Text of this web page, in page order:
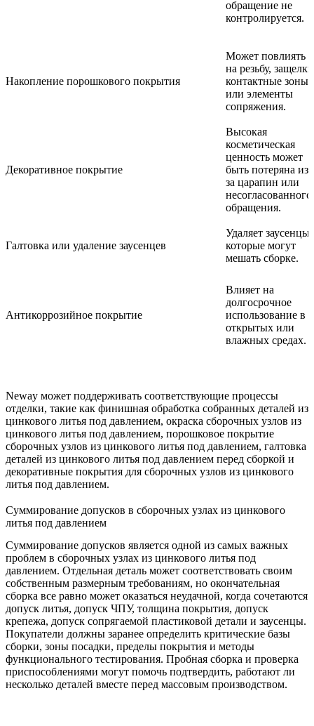
обращение не
контролируется.
Накопление порошкового покрытия
Может повлиять
на резьбу,
контактные зоны
или элементы
сопряжения.
Декоративное покрытие
Высокая
косметическая
ценность может
быть потеряна из-
за царапин или
несогласованного
обращения.
Галтовка или удаление заусенцев
Удаляет заусенцы,
которые могут
мешать сборке.
Антикоррозийное покрытие
Влияет на
долгосрочное
использование в
открытых или
влажных средах.
Neway может поддерживать соответствующие процессы
отделки, такие как финишная обработка собранных деталей из
цинкового литья под давлением, окраска сборочных узлов из
цинкового литья под давлением, порошковое покрытие
сборочных узлов из цинкового литья под давлением, галтовка
деталей из цинкового литья под давлением перед сборкой и
декоративные покрытия для сборочных узлов из цинкового
литья под давлением.
Суммирование допусков в сборочных узлах из цинкового
литья под давлением
Суммирование допусков является одной из самых важных
проблем в сборочных узлах из цинкового литья под
давлением. Отдельная деталь может соответствовать своим
собственным размерным требованиям, но окончательная
сборка все равно может оказаться неудачной, когда сочетаются
допуск литья, допуск ЧПУ, толщина покрытия, допуск
крепежа, допуск сопрягаемой пластиковой детали и заусенцы.
Покупатели должны заранее определить критические базы
сборки, зоны посадки, пределы покрытия и методы
функционального тестирования. Пробная сборка и проверка
приспособлениями могут помочь подтвердить, работают ли
несколько деталей вместе перед массовым производством.